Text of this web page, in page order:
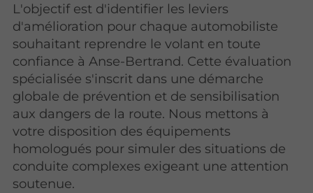
L'objectif est d'identifier les leviers
d'amélioration pour chaque automobiliste
souhaitant reprendre le volant en toute
confiance à Anse-Bertrand. Cette évaluation
spécialisée s'inscrit dans une démarche
globale de prévention et de sensibilisation
aux dangers de la route. Nous mettons à
votre disposition des équipements
homologués pour simuler des situations de
conduite complexes exigeant une attention
soutenue.